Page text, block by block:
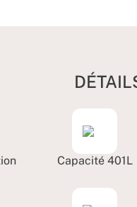
Capacité 401L